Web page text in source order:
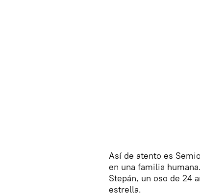
Así de atento es
en una familia
Stepán, un oso de 24
estrella.